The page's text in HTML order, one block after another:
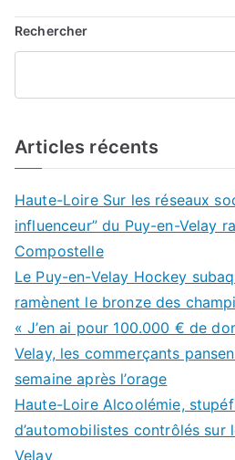
Rechercher
Articles récents
Haute-Loire Sur les réseaux
influenceur” du Puy-en-Velay
Compostelle
Le Puy-en-Velay Hockey
ramènent le bronze des
« J’en ai pour 100.000 € de
Velay, les commerçants
semaine après l’orage
Haute-Loire Alcoolémie,
d’automobilistes contrôlés sur
Velay